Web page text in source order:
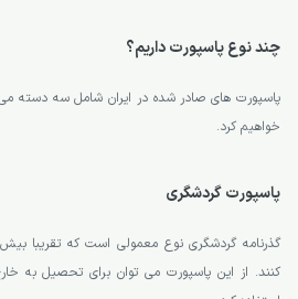
چند نوع پاسپورت داریم؟
پاسپورت های صادر شده در ایران شامل سه دسته می
خواهیم کرد.
پاسپورت گردشگری
گذرنامه گردشگری نوع معمولی است که تقریبا بیش
کنند. از این پاسپورت می توان برای تحصیل به